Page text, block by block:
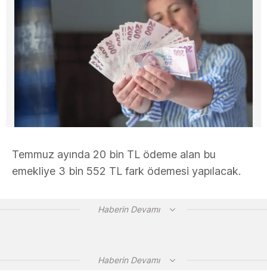
Temmuz ayında 20 bin TL ödeme alan bu
emekliye 3 bin 552 TL fark ödemesi yapılacak.
Haberin Devamı
Haberin Devamı